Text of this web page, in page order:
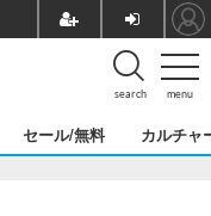
menu
search
セール/無料 カルチャ